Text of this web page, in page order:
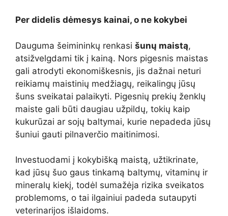
Per didelis dėmesys kainai, o ne kokybei
Dauguma šeimininkų renkasi šunų maistą,
atsižvelgdami tik į kainą. Nors pigesnis maistas
gali atrodyti ekonomiškesnis, jis dažnai neturi
reikiamų maistinių medžiagų, reikalingų jūsų
šuns sveikatai palaikyti. Pigesnių prekių ženklų
maiste gali būti daugiau užpildų, tokių kaip
kukurūzai ar sojų baltymai, kurie nepadeda jūsų
šuniui gauti pilnaverčio maitinimosi.
Investuodami į kokybišką maistą, užtikrinate,
kad jūsų šuo gaus tinkamą baltymų, vitaminų ir
mineralų kiekį, todėl sumažėja rizika sveikatos
problemoms, o tai ilgainiui padeda sutaupyti
veterinarijos išlaidoms.